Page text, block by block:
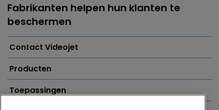
Fabrikanten helpen hun klanten te
beschermen
Contact Videojet
Producten
Toepassingen